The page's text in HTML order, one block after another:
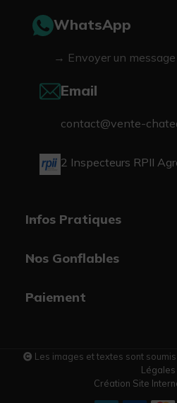
WhatsApp
→ Envoyer un message
Email
contact@vente-
2 Inspecteurs RPII
Infos Pratiques
Nos Gonflables
Paiement
Les images et textes sont
Légales
Création Site